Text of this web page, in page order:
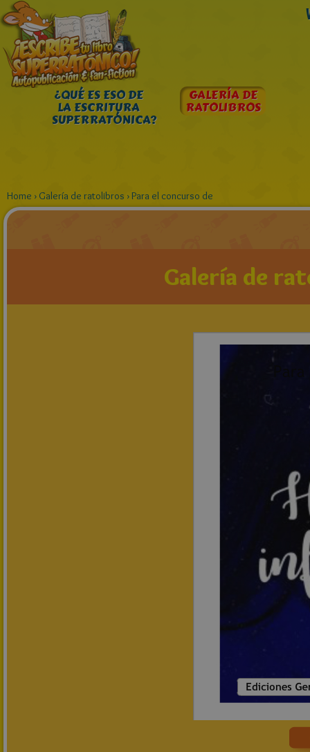
¿QUÉ ES ESO DE
LA ESCRITURA
SUPERRATÓNICA?
GALERÍA DE
RATOLIBROS
Home › Galería de ratolibros ›Para el concurso de
Galería de